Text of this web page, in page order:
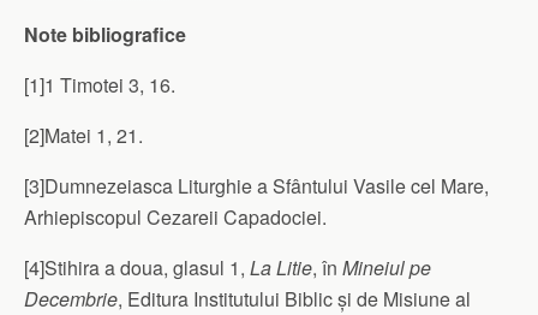
Note bibliografice
[1]1 Timotei 3, 16.
[2]Matei 1, 21.
[3]Dumnezeiasca Liturghie a Sfântului Vasile cel Mare,
Arhiepiscopul Cezareii Capadociei.
[4]Stihira a doua, glasul 1, La Litie, în Mineiul pe
Decembrie, Editura Institutului Biblic și de Misiune al